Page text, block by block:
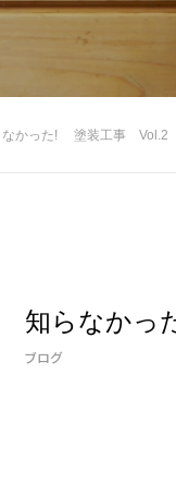
なかった! 塗装工事 Vol.2
知らなか
ブログ